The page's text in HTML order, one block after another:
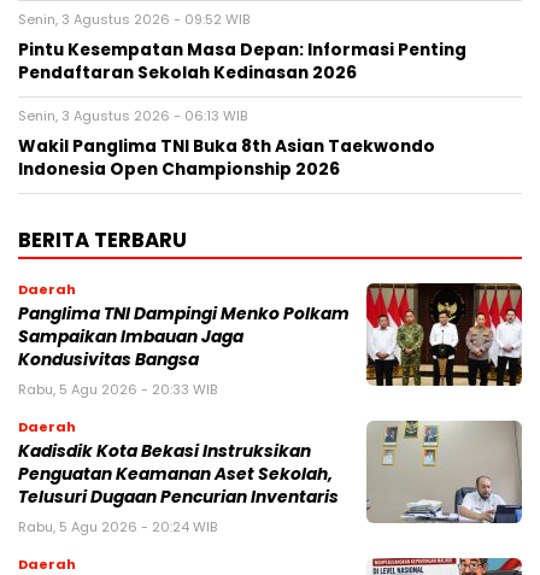
Senin, 3 Agustus 2026 - 09:52 WIB
Pintu Kesempatan Masa Depan: Informasi Penting
Pendaftaran Sekolah Kedinasan 2026
Senin, 3 Agustus 2026 - 06:13 WIB
Wakil Panglima TNI Buka 8th Asian Taekwondo
Indonesia Open Championship 2026
BERITA TERBARU
Daerah
Panglima TNI Dampingi Menko Polkam
Sampaikan Imbauan Jaga
Kondusivitas Bangsa
Rabu, 5 Agu 2026 - 20:33 WIB
Daerah
Kadisdik Kota Bekasi Instruksikan
Penguatan Keamanan Aset Sekolah,
Telusuri Dugaan Pencurian Inventaris
Rabu, 5 Agu 2026 - 20:24 WIB
Daerah